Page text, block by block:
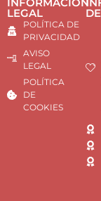
LEGAL
POLÍTICA DE
PRIVACIDAD
AVISO
LEGAL
POLÍTICA
DE
COOKIES